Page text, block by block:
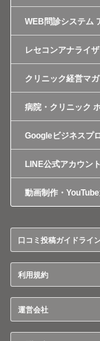
WEB問診システム
レセコンアナライ
クリニック経営マ
病院・クリニック
Googleビジネスプ
LINE公式アカウン
動画制作・
口コミ投稿ガイドライ
利用規約
運営会社